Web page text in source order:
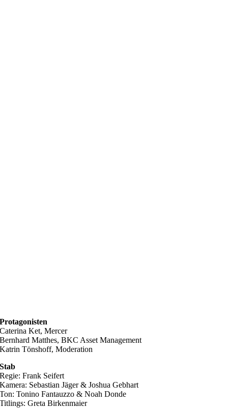
Protagonisten
Caterina Ket, Mercer
Bernhard Matthes, BKC Asset Management
Katrin Tönshoff, Moderation
Stab
Regie: Frank Seifert
Kamera: Sebastian Jäger & Joshua Gebhart
Ton: Tonino Fantauzzo & Noah Donde
Titlings: Greta Birkenmaier